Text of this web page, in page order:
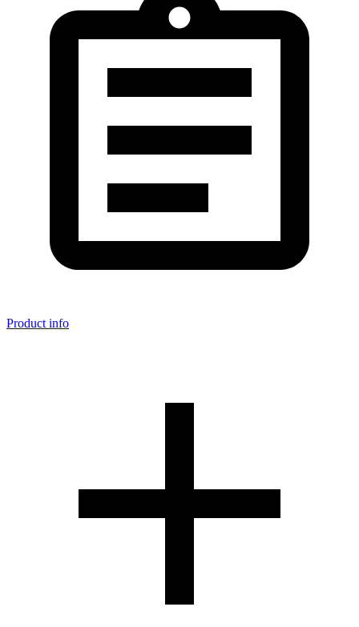
Product info